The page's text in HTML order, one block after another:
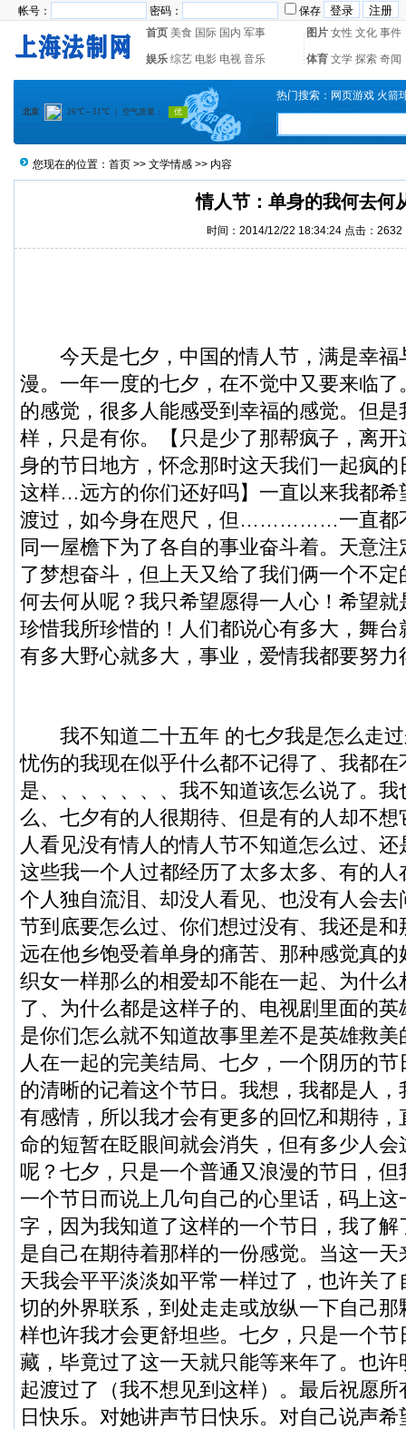
帐号： 密码：
保存
首页 美食 国际 国内 军事 图片 女性 文化 事件
娱乐 综艺 电影 电视 音乐 体育 文学 探索 奇闻
热门搜索： 网页游戏 火箭
您现在的位置： 首页 >> 文学情感 >> 内容
情人节：单身的我何去何
时间：2014/12/22 18:34:24 点击：2632
今天是七夕，中国的情人节，满是幸福
漫。一年一度的七夕，在不觉中又要来临
的感觉，很多人能感受到幸福的感觉。但
样，只是有你。【只是少了那帮疯子，离
身的节日地方，怀念那时这天我们一起疯
这样…远方的你们还好吗】一直以来我都希
渡过，如今身在咫尺，但……………一直都
同一屋檐下为了各自的事业奋斗着。天意
了梦想奋斗，但上天又给了我们俩一个不
何去何从呢？我只希望愿得一人心！希望
珍惜我所珍惜的！人们都说心有多大，舞
有多大野心就多大，事业，爱情我都要努力
我不知道二十五年 的七夕我是怎么走过
忧伤的我现在似乎什么都不记得了、我都
是、、、、、、、我不知道该怎么说了。
么、七夕有的人很期待、但是有的人却不
人看见没有情人的情人节不知道怎么过、
这些我一个人过都经历了太多太多、有的
个人独自流泪、却没人看见、也没有人会去
节到底要怎么过、你们想过没有、我还是
远在他乡饱受着单身的痛苦、那种感觉真
织女一样那么的相爱却不能在一起、为什
了、为什么都是这样子的、电视剧里面的
是你们怎么就不知道故事里差不是英雄救
人在一起的完美结局、七夕，一个阴历的
的清晰的记着这个节日。我想，我都是人
有感情，所以我才会有更多的回忆和期待
命的短暂在眨眼间就会消失，但有多少人
呢？七夕，只是一个普通又浪漫的节日，
一个节日而说上几句自己的心里话，码上
字，因为我知道了这样的一个节日，我了
是自己在期待着那样的一份感觉。当这一
天我会平平淡淡如平常一样过了，也许关
切的外界联系，到处走走或放纵一下自己
样也许我才会更舒坦些。七夕，只是一个
藏，毕竟过了这一天就只能等来年了。也
起渡过了（我不想见到这样）。最后祝愿
日快乐。对她讲声节日快乐。对自己说声